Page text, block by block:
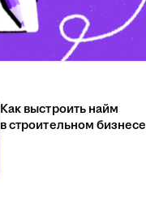
Как выстроить найм
в строительном бизнесе